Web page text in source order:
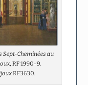
Sept-Cheminées au
, RF 1990-9.
RF3630.